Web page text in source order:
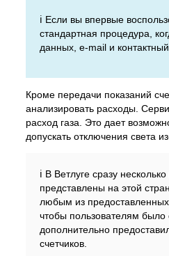
ℹ️ Если вы впервые
стандартная процедура,
данных, e-mail и
Кроме передачи показаний
анализировать расходы.
расход газа. Это дает
допускать отключения света
ℹ️ В Ветлуге сразу
представлены на этой
любым из
чтобы пользователям
дополнительно
счетчиков.